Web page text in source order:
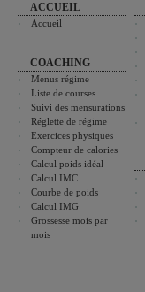
ACCUEIL
Accueil
COACHING
Menus régime
Liste de courses
Suivi des mensurations
Réglette de régime
Exercices physiques
Compteur de calories
Calcul poids idéal
Calcul IMC
Courbe de poids
Calcul IMG
Grossesse mois par
mois